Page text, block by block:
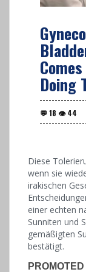
Doing
Diese
wenn sie
irakischen
einer echten
Sunniten und
gemäßigten
bestätigt.